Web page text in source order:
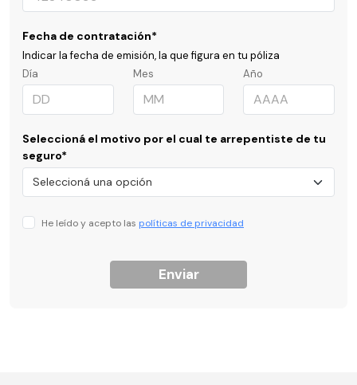
Fecha de contratación*
Indicar la fecha de emisión, la que figura en tu póliza
Día
Mes Año
Seleccioná el motivo por el cual te arrepentiste de tu
seguro*
He leído y acepto las políticas de privacidad
Enviar